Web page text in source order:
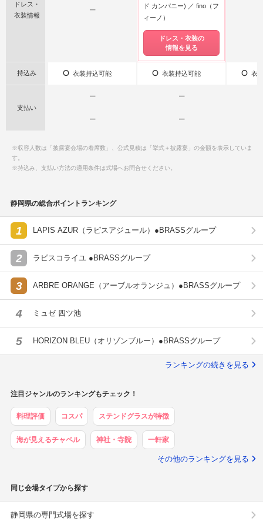
ドレス・
衣装情報
ー
ド カンパニー)
fino（フ
ィーノ）
ドレス・衣装の
情報を見る
持込み 衣装持込可能 衣装持込可能 衣
支払い
ー ー
ー ー
※収容人数は「披露宴会場の着席数」、公式見積は「挙式＋披露宴」の金額を表示していま
す。
※持込み、支払い方法の適用条件は式場へお問合せください。
静岡県の総合ポイントランキング
1 LAPIS AZUR（ラピスアジュール）●BRASSグループ
2 ラピスコライユ ●BRASSグループ
3 ARBRE ORANGE（アーブルオランジュ）●BRASSグループ
4 ミュゼ 四ツ池
5 HORIZON BLEU（オリゾンブルー）●BRASSグループ
ランキングの続きを見る
注目ジャンルのランキングもチェック！
料理評価 コスパ ステンドグラスが特徴
海が見えるチャペル 神社・寺院 一軒家
その他のランキングを見る
同じ会場タイプから探す
静岡県の専門式場を探す